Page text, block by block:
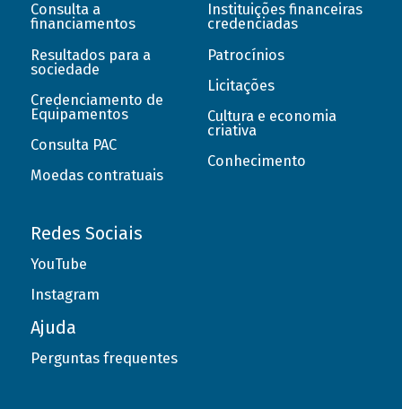
Consulta a
financiamentos
Resultados para a
sociedade
Credenciamento de
Equipamentos
Consulta PAC
Moedas contratuais
Instituições financeiras
credenciadas
Patrocínios
Licitações
Cultura e economia
criativa
Conhecimento
Redes Sociais
YouTube
Instagram
Ajuda
Perguntas frequentes